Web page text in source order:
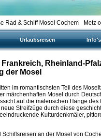
Rad & Schiff Mosel Cochem - Metz
Urlaubsreisen Info's
Rheinland-
der Mosel
im romantischsten Teil des
märchenhaften Mosel durch
auf die malerischen Hänge
Streifzüge durch diese
Kulturdenkmäler,
Schiffsreisen an der Mosel von